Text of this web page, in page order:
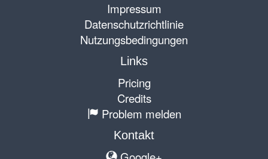
Impressum
Datenschutzrichtlinie
Nutzungsbedingungen
Links
Pricing
Credits
Problem melden
Kontakt